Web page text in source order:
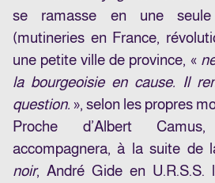
se ramasse en une
(mutineries en France,
une petite ville de province, «
la bourgeoisie en cause. Il
question. », selon les propres
Proche d’Albert
accompagnera, à la suite de
noir, André Gide en U.R.S.S.